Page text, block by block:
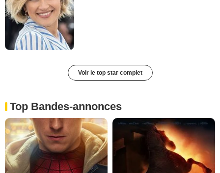
Voir le top star complet
Top Bandes-annonces